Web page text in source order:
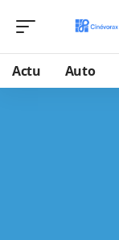
Actu Auto